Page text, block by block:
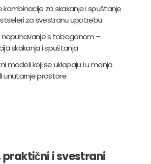
kombinacije za skakanje i spuštanje
za svestranu upotrebu
napuhavanje s toboganom –
skakanja i spuštanja
modeli koji se uklapaju i u manja
unutarnje prostore
praktični i svestrani